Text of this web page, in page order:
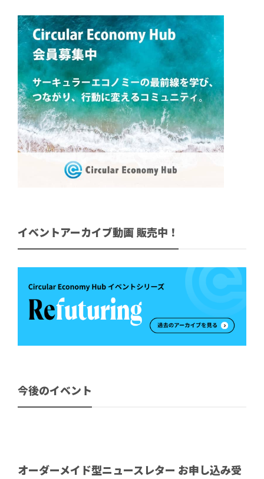
イベントアーカイブ動画 販売中！
今後のイベント
オーダーメイド型ニュースレター お申し込み受